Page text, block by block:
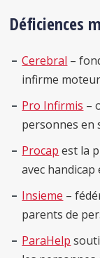
Déficiences
Cerebral –
infirme
Pro Infirmis –
personnes en
Procap est la
avec handicap
Insieme –
parents de
ParaHelp